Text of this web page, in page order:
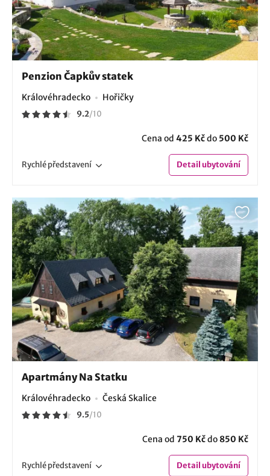
Penzion Čapkův statek
Královéhradecko Hořičky
9.2/10
Cena od 425 Kčdo 500 Kč
Rychlépředstavení Detailubytování
Apartmány Na Statku
Královéhradecko Česká Skalice
9.5/10
Cena od 750 Kčdo 850 Kč
Rychlépředstavení Detailubytování